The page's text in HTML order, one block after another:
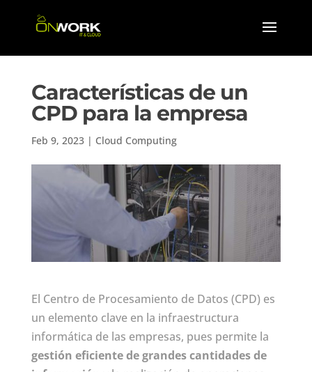
Características de un
CPD para la empresa
Feb 9, 2023| Cloud Computing
El Centro de Procesamiento de Datos (CPD) es
un elemento clave en la infraestructura
informática de las empresas, pues permite la
gestión eficiente de grandes cantidades de